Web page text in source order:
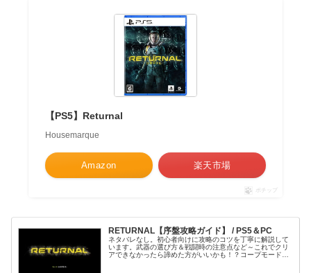
【PS5】Returnal
Housemarque
Amazon 楽天市場
ポチップ
RETURNAL【序盤攻略ガイド】 / PS5＆PC
ネタバレなし。初心者向けに攻略のコツを丁寧に解説して
います。武器の選び方＆戦闘時の注意点など～これでクリ
アできなかったら諦めた方がいいかも！？コープモードや